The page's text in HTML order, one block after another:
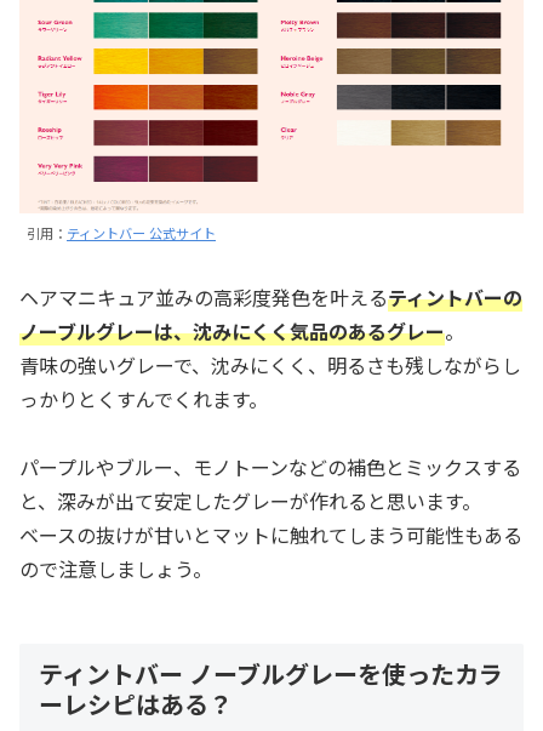
引用： ティントバー 公式サイト
ヘアマニキュア並みの高彩度発色を叶えるティントバーの
ノーブルグレーは、沈みにくく気品のあるグレー。
青味の強いグレーで、沈みにくく、明るさも残しながらし
っかりとくすんでくれます。
パープルやブルー、モノトーンなどの補色とミックスする
と、深みが出て安定したグレーが作れると思います。
ベースの抜けが甘いとマットに触れてしまう可能性もある
ので注意しましょう。
ティントバー ノーブルグレーを使ったカラ
ーレシピはある？